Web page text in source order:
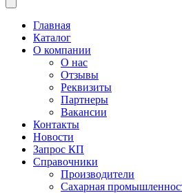
Главная
Каталог
О компании
О нас
Отзывы
Реквизиты
Партнеры
Вакансии
Контакты
Новости
Запрос КП
Справочники
Производители
Сахарная